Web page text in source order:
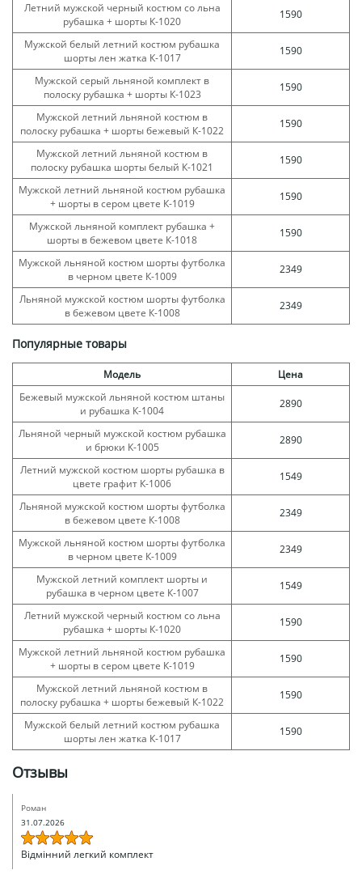
Летний мужской черный костюм со льна
рубашка + шорты К-1020
1590
Мужской белый летний костюм рубашка
шорты лен жатка К-1017
1590
Мужской серый льняной комплект в
полоску рубашка + шорты К-1023
1590
Мужской летний льняной костюм в
полоску рубашка + шорты бежевый К-1022
1590
Мужской летний льняной костюм в
полоску рубашка шорты белый К-1021
1590
Мужской летний льняной костюм рубашка
+ шорты в сером цвете К-1019
1590
Мужской льняной комплект рубашка +
шорты в бежевом цвете К-1018
1590
Мужской льняной костюм шорты футболка
в черном цвете К-1009
2349
Льняной мужской костюм шорты футболка
в бежевом цвете К-1008
2349
Популярные товары
Модель
Цена
Бежевый мужской льняной костюм штаны
и рубашка К-1004
2890
Льняной черный мужской костюм рубашка
и брюки К-1005
2890
Летний мужской костюм шорты рубашка в
цвете графит К-1006
1549
Льняной мужской костюм шорты футболка
в бежевом цвете К-1008
2349
Мужской льняной костюм шорты футболка
в черном цвете К-1009
2349
Мужской летний комплект шорты и
рубашка в черном цвете К-1007
1549
Летний мужской черный костюм со льна
рубашка + шорты К-1020
1590
Мужской летний льняной костюм рубашка
+ шорты в сером цвете К-1019
1590
Мужской летний льняной костюм в
полоску рубашка + шорты бежевый К-1022
1590
Мужской белый летний костюм рубашка
шорты лен жатка К-1017
1590
Отзывы
Роман
31.07.2026
Відмінний легкий комплект